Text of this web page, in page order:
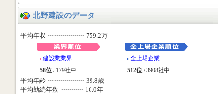
北野建設のデータ
平均年収 759.2万
建設業業界
58位 / 179社中
全上場企業
512位 / 3908社中
平均年齢
39.8歳
平均勤続年数
16.0年